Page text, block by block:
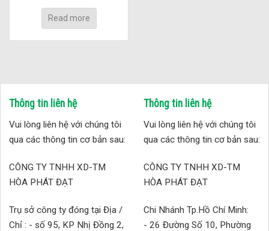
Read more
Thông tin liên hệ
Vui lòng liên hệ với chúng tôi
qua các thông tin cơ bản sau:
CÔNG TY TNHH XD-TM
HÒA PHÁT ĐẠT
Trụ sở công ty đóng tại Địa /
Chỉ : - số 95, KP Nhị Đồng 2,
Thông tin liên hệ
Vui lòng liên hệ với chúng tôi
qua các thông tin cơ bản sau:
CÔNG TY TNHH XD-TM
HÒA PHÁT ĐẠT
Chi Nhánh Tp.Hồ Chí Minh:
- 26 Đường Số 10, Phường